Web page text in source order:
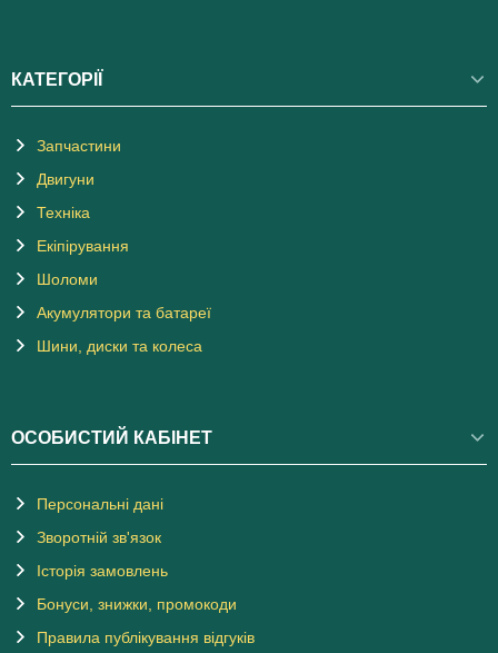
КАТЕГОРІЇ
Запчастини
Двигуни
Техніка
Екіпірування
Шоломи
Акумулятори та батареї
Шини, диски та колеса
ОСОБИСТИЙ КАБІНЕТ
Персональні дані
Зворотній зв'язок
Історія замовлень
Бонуси, знижки, промокоди
Правила публікування відгуків